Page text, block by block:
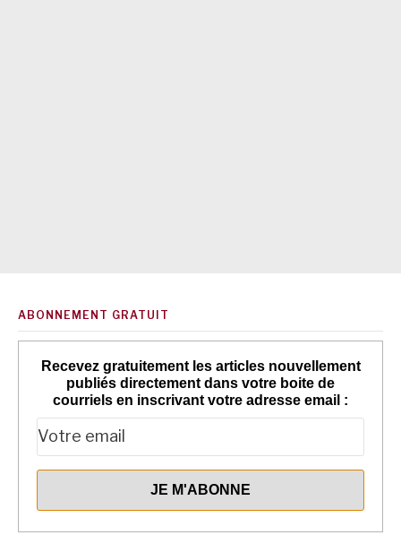
ABONNEMENT GRATUIT
Recevez gratuitement les articles nouvellement
publiés directement dans votre boite de
courriels en inscrivant votre adresse email :